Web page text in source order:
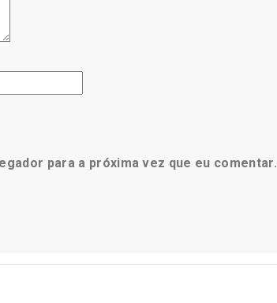
para a próxima vez que eu comentar.